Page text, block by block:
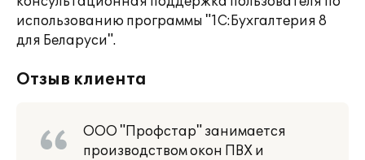
использованию программы "1С:Бухгалтерия 8
для Беларуси".
Отзыв клиента
ООО "Профстар" занимается
производством окон ПВХ и